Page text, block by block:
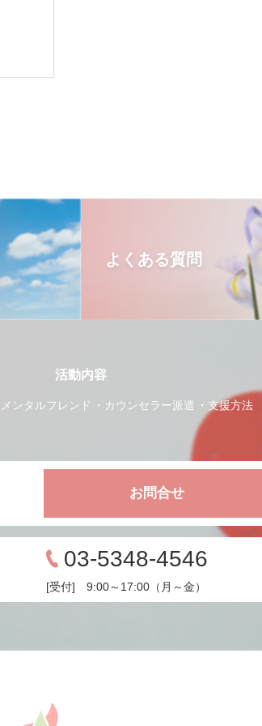
よくある質問
活動内容
メンタルフレンド カウンセラー派遣 支援方法
お問合せ
03-5348-4546
[受付] 9:00～17:00（月～金）